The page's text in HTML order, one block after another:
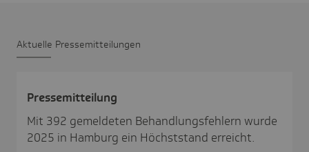
Aktu­elle Pres­se­mit­tei­lungen
Pres­se­mit­tei­lung
Mit 392 gemeldeten Behandlungsfehlern wurde
2025 in Hamburg ein Höchststand erreicht.